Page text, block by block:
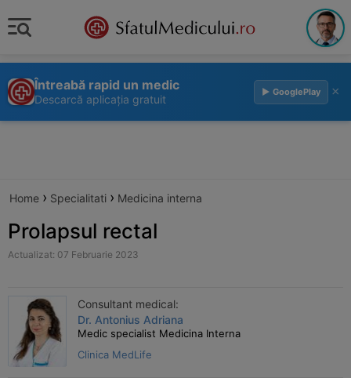
Întreabă rapid un medic
Descarcă aplicația gratuit
▶ GooglePlay ×
Home › Specialitati › Medicina interna
Prolapsul rectal
Actualizat: 07 Februarie 2023
Consultant medical:
Dr. Antonius Adriana
Medic specialist Medicina Interna
Clinica MedLife